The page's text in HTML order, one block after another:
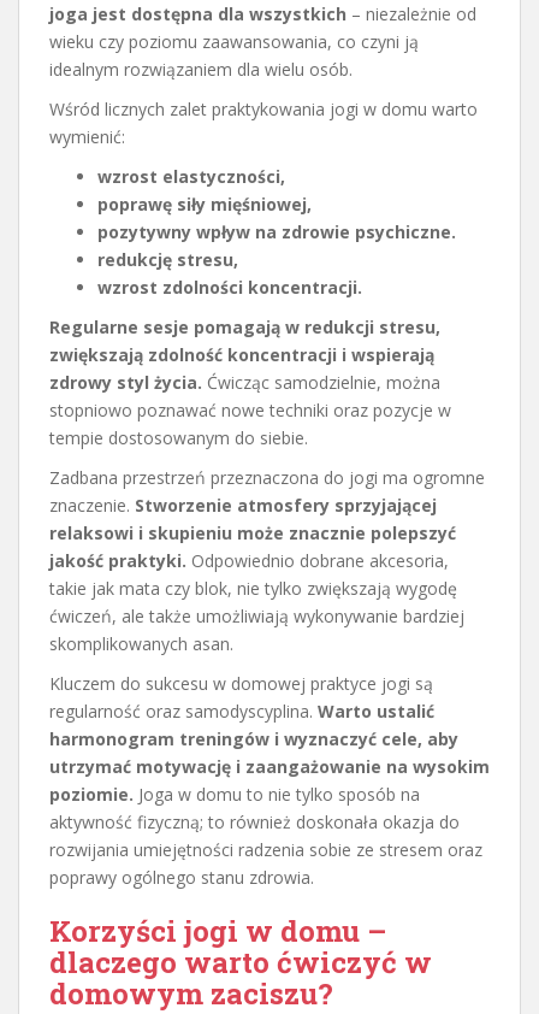
joga jest dostępna dla wszystkich – niezależnie od
wieku czy poziomu zaawansowania, co czyni ją
idealnym rozwiązaniem dla wielu osób.
Wśród licznych zalet praktykowania jogi w domu warto
wymienić:
wzrost elastyczności,
poprawę siły mięśniowej,
pozytywny wpływ na zdrowie psychiczne.
redukcję stresu,
wzrost zdolności koncentracji.
Regularne sesje pomagają w redukcji stresu,
zwiększają zdolność koncentracji i wspierają
zdrowy styl życia. Ćwicząc samodzielnie, można
stopniowo poznawać nowe techniki oraz pozycje w
tempie dostosowanym do siebie.
Zadbana przestrzeń przeznaczona do jogi ma ogromne
znaczenie. Stworzenie atmosfery sprzyjającej
relaksowi i skupieniu może znacznie polepszyć
jakość praktyki. Odpowiednio dobrane akcesoria,
takie jak mata czy blok, nie tylko zwiększają wygodę
ćwiczeń, ale także umożliwiają wykonywanie bardziej
skomplikowanych asan.
Kluczem do sukcesu w domowej praktyce jogi są
regularność oraz samodyscyplina. Warto ustalić
harmonogram treningów i wyznaczyć cele, aby
utrzymać motywację i zaangażowanie na wysokim
poziomie. Joga w domu to nie tylko sposób na
aktywność fizyczną; to również doskonała okazja do
rozwijania umiejętności radzenia sobie ze stresem oraz
poprawy ogólnego stanu zdrowia.
Korzyści jogi w domu –
dlaczego warto ćwiczyć w
domowym zaciszu?